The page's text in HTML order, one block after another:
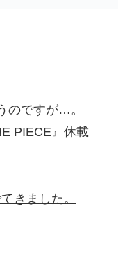
のですが…。
PIECE』休載
きました。